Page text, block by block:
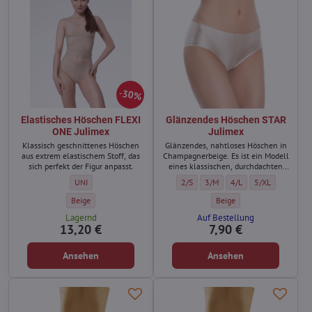
30%
Elastisches Höschen FLEXI
ONE Julimex
Klassisch geschnittenes Höschen
aus extrem elastischem Stoff, das
sich perfekt der Figur anpasst.
Elastisches Höschen FLEXI ONE Julimex - Größe:
UNI
Elastisches Höschen FLEXI ONE Julimex - Farbe:
Beige
Lagernd
13,20 €
Ansehen
Glänzendes Höschen STAR
Julimex
Glänzendes, nahtloses Höschen in
Champagnerbeige. Es ist ein Modell
eines klassischen, durchdachten
bedeckt.
Glänzendes Höschen STAR Julimex -
2/S Glänzendes Höschen STAR
3/M Glänzendes Höschen
4/L Glänzendes
5/XL
Glänzendes Höschen
Beige
Auf Bestellung
7,90 €
Ansehen